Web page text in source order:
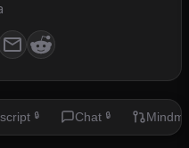
🔒 Chat 🔒